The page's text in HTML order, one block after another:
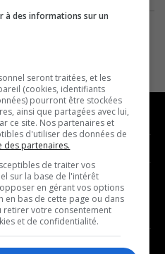
MUSIQUE
- Décompte franco
- Joué récemment
BALADOS
à des informations sur un
seront traitées, et les
(cookies, identifiants
pourront être stockées
ainsi que partagées avec lui,
ce site. Nos partenaires et
d'utiliser des données de
des partenaires.
de traiter vos
sur la base de l'intérêt
en gérant vos options
en bas de cette page ou dans
retirer votre consentement
et de confidentialité.